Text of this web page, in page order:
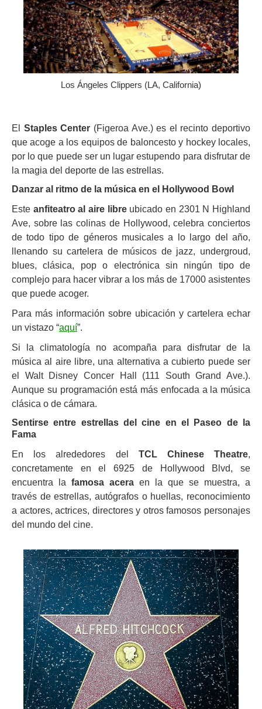
Los Ángeles Clippers (LA, California)
El Staples Center (Figeroa Ave.) es el recinto deportivo
que acoge a los equipos de baloncesto y hockey locales,
por lo que puede ser un lugar estupendo para disfrutar de
la magia del deporte de las estrellas.
Danzar al ritmo de la música en el Hollywood Bowl
Este anfiteatro al aire libreubicado en 2301 N Highland
Ave, sobre las colinas de Hollywood, celebra conciertos
de todo tipo de géneros musicales a lo largo del año,
llenando su cartelera de músicos de jazz, undergroud,
blues, clásica, pop o electrónica sin ningún tipo de
complejo para hacer vibrar a los más de 17000 asistentes
que puede acoger.
Para más información sobre ubicación y cartelera echar
un vistazo “aquí”.
Si la climatología no acompaña para disfrutar de la
música al aire libre, una alternativa a cubierto puede ser
el Walt Disney Concer Hall (111 South Grand Ave.).
Aunque su programación está más enfocada a la música
clásica o de cámara.
Sentirse entre estrellas del cine en el Paseo de la
Fama
En los alrededores del TCL Chinese Theatre,
concretamente en el 6925 de Hollywood Blvd, se
encuentra la famosa acera en la que se muestra, a
través de estrellas, autógrafos o huellas, reconocimiento
a actores, actrices, directores y otros famosos personajes
del mundo del cine.